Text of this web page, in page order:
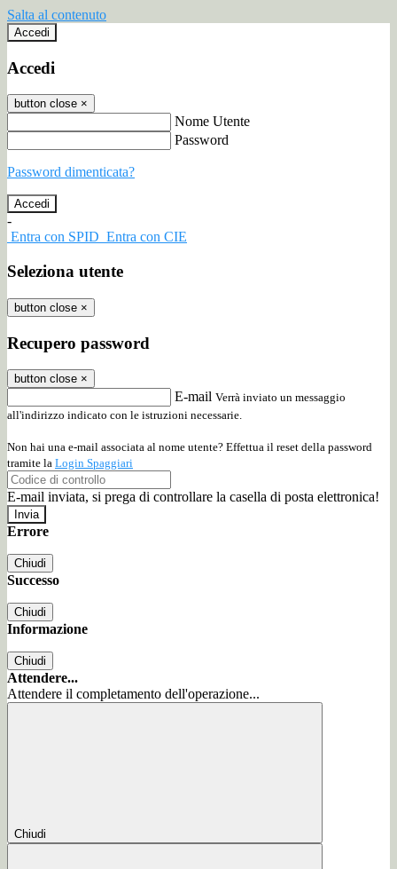
Salta al contenuto
Accedi
Accedi
button close ×
Nome Utente
Password
Password dimenticata?
-
Entra con SPID Entra con CIE
Seleziona utente
button close ×
Recupero password
button close ×
E-mail Verrà inviato un messaggio
all'indirizzo indicato con le istruzioni necessarie.
Non hai una e-mail associata al nome utente? Effettua il reset della password
tramite la Login Spaggiari
E-mail inviata, si prega di controllare la casella di posta elettronica!
Errore
Chiudi
Successo
Chiudi
Informazione
Chiudi
Attendere...
Attendere il completamento dell'operazione...
Chiudi